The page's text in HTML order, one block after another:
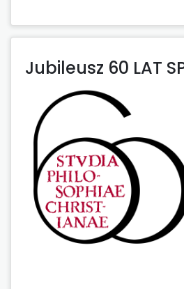
Jubileusz 60 LAT